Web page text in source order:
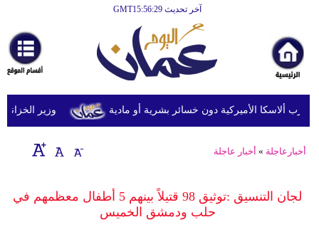
آخر تحديث GMT15:56:29
أخبارعاجلة
رياضة
ثقافة
إقتصاد
وموسيقى
وزير الخزانة
أخبارعاجلة » أخبار عاجلة
لجان التنسيق :توثيق 98 قتيلاً بينهم 5 أطفال معظمهم في
حلب ودمشق الخميس